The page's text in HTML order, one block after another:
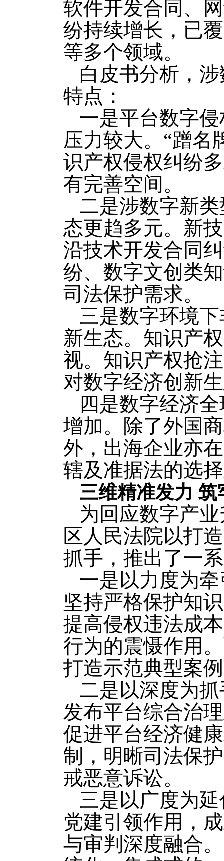
软件开发合同、
纷持续增长，已
等多个领域。
白皮书分析，
特点：
一是平台数字
压力较大。“蹭名
识产权侵权纠纷
有完善空间。
二是涉数字新
态更趋多元。新
沿技术开发合同
纷、数字文创类
司法保护需求。
三是数字环境
新生态。知识产
视。知识产权抢
对数字经济创新
四是数字经济
增加。除了外国
外，出海企业亦
辖及准据法的选
三维精准发力 筑
为回应数字产
区人民法院以打
抓手，推出了一
一是以力度为
坚持严格保护知
提高侵权违法成
行为的震慑作用
打造示范典型案
二是以深度为
发布平台综合治
促进平台经济健
制，明晰司法保
戒恶意诉讼。
三是以广度为
党建引领作用，
与审判深度融合